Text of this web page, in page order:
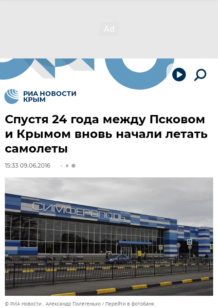
Спустя 24 года между Псковом
и Крымом вновь начали летать
самолеты
15:33 09.06.2016
© РИА Новости . Александр Полегенько Перейти в фотобанк